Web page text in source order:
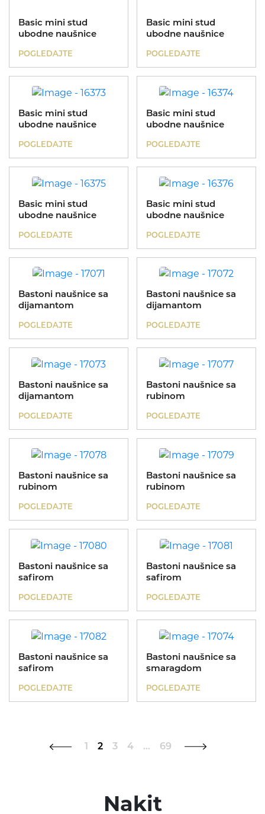
Basic mini stud
ubodne naušnice
POGLEDAJTE
Basic mini stud
ubodne naušnice
POGLEDAJTE
Basic mini stud
ubodne naušnice
POGLEDAJTE
Basic mini stud
ubodne naušnice
POGLEDAJTE
Basic mini stud
ubodne naušnice
POGLEDAJTE
Basic mini stud
ubodne naušnice
POGLEDAJTE
Bastoni naušnice sa
dijamantom
POGLEDAJTE
Bastoni naušnice sa
dijamantom
POGLEDAJTE
Bastoni naušnice sa
dijamantom
POGLEDAJTE
Bastoni naušnice sa
rubinom
POGLEDAJTE
Bastoni naušnice sa
rubinom
POGLEDAJTE
Bastoni naušnice sa
rubinom
POGLEDAJTE
Bastoni naušnice sa
safirom
POGLEDAJTE
Bastoni naušnice sa
safirom
POGLEDAJTE
Bastoni naušnice sa
safirom
POGLEDAJTE
Bastoni naušnice sa
smaragdom
POGLEDAJTE
1 2 3 4 … 69
Nakit